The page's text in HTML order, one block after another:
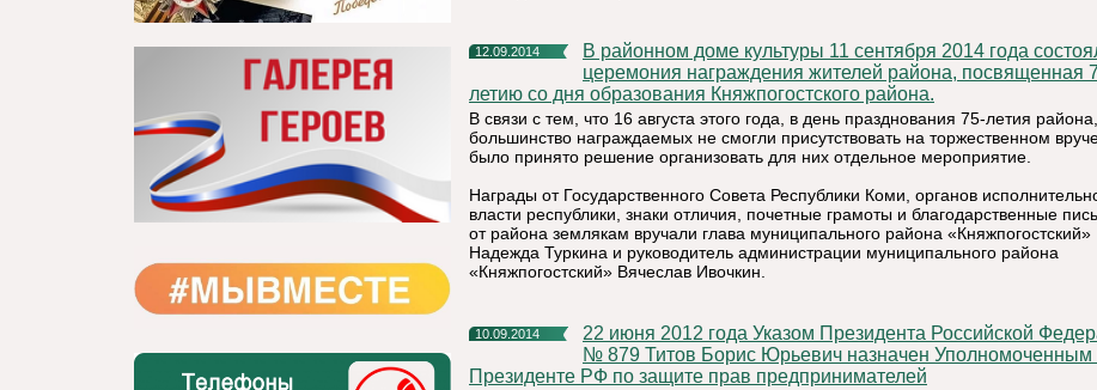
12.09.2014
В районном доме культуры 11 сентября 2014 года состоялась
церемония награждения жителей района, посвященная
летию со дня образования Княжпогостского района.
В связи с тем, что 16 августа этого года, в день празднования 75-летия района,
большинство награждаемых не смогли присутствовать на торжественном
было принято решение организовать для них отдельное мероприятие.
Награды от Государственного Совета Республики Коми, органов
власти республики, знаки отличия, почетные грамоты и благодарственные
от района землякам вручали глава муниципального района «Княжпогостский»
Надежда Туркина и руководитель администрации муниципального района
«Княжпогостский» Вячеслав Ивочкин.
10.09.2014
22 июня 2012 года Указом Президента Российской Федерации
№ 879 Титов Борис Юрьевич назначен Уполномоченным
Президенте РФ по защите прав предпринимателей